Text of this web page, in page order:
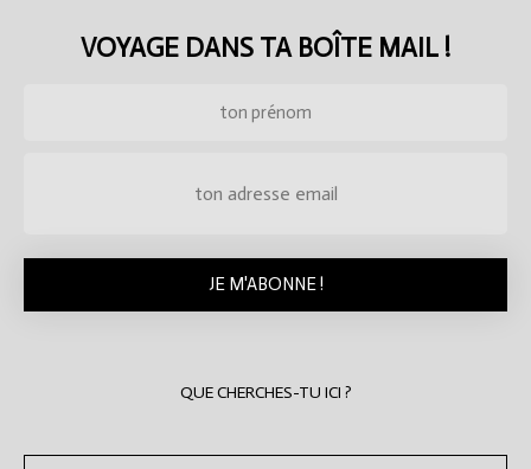
VOYAGE DANS TA BOÎTE MAIL !
QUE CHERCHES-TU ICI ?